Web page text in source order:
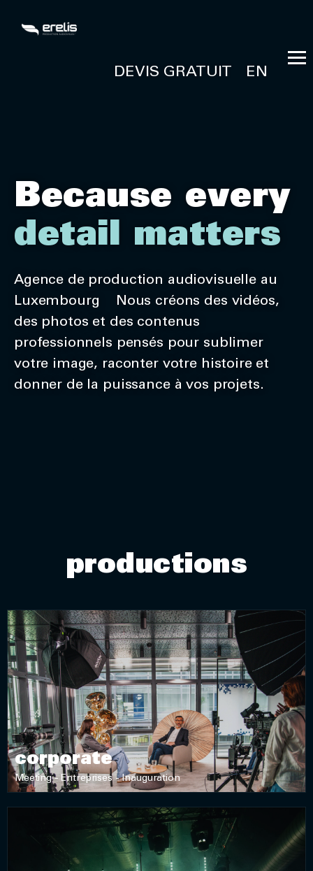
DEVIS GRATUIT EN
Because every
detail matters
Agence de production audiovisuelle au
Luxembourg Nous créons des vidéos,
des photos et des contenus
professionnels pensés pour sublimer
votre image, raconter votre histoire et
donner de la puissance à vos projets.
productions
corporate
Meeting - Entreprises - Inauguration
DÉCOUVRIR